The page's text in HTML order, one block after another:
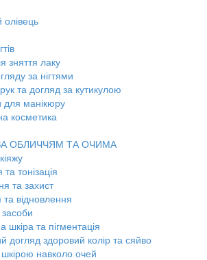
олівець
зняття лаку
за нігтями
та догляд за кутикулою
для манікюру
косметика
ОБЛИЧЧЯМ ТА ОЧИМА
тонізація
та захист
відновлення
засоби
шкіра та пігментація
догляд здоровий колір та сяйво
навколо очей